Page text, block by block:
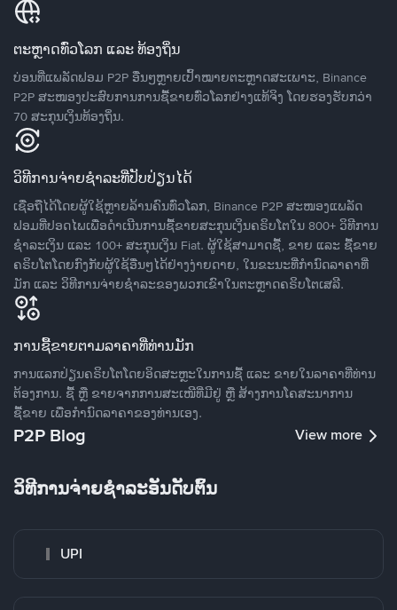
ຕະຫຼາດທົ່ວໂລກ ແລະ ທ້ອງຖິ່ນ
ບ່ອນທີ່ແພລັດຟອມ P2P ອື່ນໆຫຼາຍເປົ້າໝາຍຕະຫຼາດສະເພາະ, Binance
P2P ສະໜອງປະສົບການການຊື້ຂາຍທົ່ວໂລກຢ່າງແທ້ຈິງ ໂດຍຮອງຮັບກວ່າ
70 ສະກຸນເງິນທ້ອງຖິ່ນ.
ວິທີການຈ່າຍຊຳລະທີ່ປັບປ່ຽນໄດ້
ເຊື່ອຖືໄດ້ໂດຍຜູ້ໃຊ້ຫຼາຍລ້ານຄົນທົ່ວໂລກ, Binance P2P ສະໜອງແພລັດ
ຟອມທີ່ປອດໄພເພື່ອດໍາເນີນການຊື້ຂາຍສະກຸນເງິນຄຣິບໂຕໃນ 800+ ວິທີການ
ຊໍາລະເງິນ ແລະ 100+ ສະກຸນເງິນ Fiat. ຜູ້ໃຊ້ສາມາດຊື້, ຂາຍ ແລະ ຊື້ຂາຍ
ຄຣິບໂຕໂດຍກົງກັບຜູ້ໃຊ້ອື່ນໆໄດ້ຢ່າງງ່າຍດາຍ, ໃນຂະນະທີ່ກໍານົດລາຄາທີ່
ມັກ ແລະ ວິທີການຈ່າຍຊຳລະຂອງພວກເຂົາໃນຕະຫຼາດຄຣິບໂຕເສລີ.
ການຊື້ຂາຍຕາມລາຄາທີ່ທ່ານມັກ
ການແລກປ່ຽນຄຣິບໂຕໂດຍອິດສະຫຼະໃນການຊື້ ແລະ ຂາຍໃນລາຄາທີ່ທ່ານ
ຕ້ອງການ. ຊື້ ຫຼື ຂາຍຈາກການສະເໜີທີ່ມີຢູ່ ຫຼື ສ້າງການໂຄສະນາການ
ຊື້ຂາຍ ເພື່ອກໍານົດລາຄາຂອງທ່ານເອງ.
P2P Blog View more
ວິທີການຈ່າຍຊຳລະອັນດັບຕົ້ນ
UPI